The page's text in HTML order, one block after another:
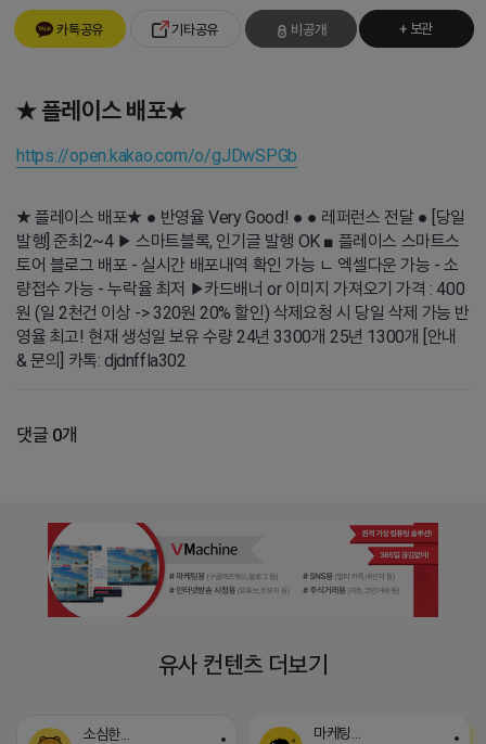
카톡공유 기타공유 비공개 + 보관
★ 플레이스 배포★
https://open.kakao.com/o/gJDwSPGb
★ 플레이스 배포★ ● 반영율 Very Good! ● ● 레퍼런스 전달 ● [당일
발행] 준최2~4 ▶ 스마트블록, 인기글 발행 OK ■ 플레이스 스마트스
토어 블로그 배포 - 실시간 배포내역 확인 가능 ㄴ 엑셀다운 가능 - 소
량접수 가능 - 누락율 최저 ▶카드배너 or 이미지 가져오기 가격 : 400
원 (일 2천건 이상 -> 320원 20% 할인) 삭제요청 시 당일 삭제 가능 반
영율 최고! 현재 생성일 보유 수량 24년 3300개 25년 1300개 [안내
& 문의] 카톡: djdnffla302
댓글 0개
유사 컨텐츠 더보기
소심한 네오